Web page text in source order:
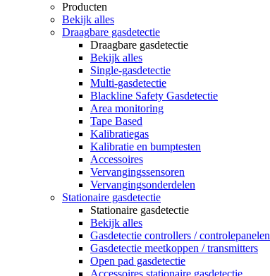
Producten
Bekijk alles
Draagbare gasdetectie
Draagbare gasdetectie
Bekijk alles
Single-gasdetectie
Multi-gasdetectie
Blackline Safety Gasdetectie
Area monitoring
Tape Based
Kalibratiegas
Kalibratie en bumptesten
Accessoires
Vervangingssensoren
Vervangingsonderdelen
Stationaire gasdetectie
Stationaire gasdetectie
Bekijk alles
Gasdetectie controllers / controlepanelen
Gasdetectie meetkoppen / transmitters
Open pad gasdetectie
Accessoires stationaire gasdetectie